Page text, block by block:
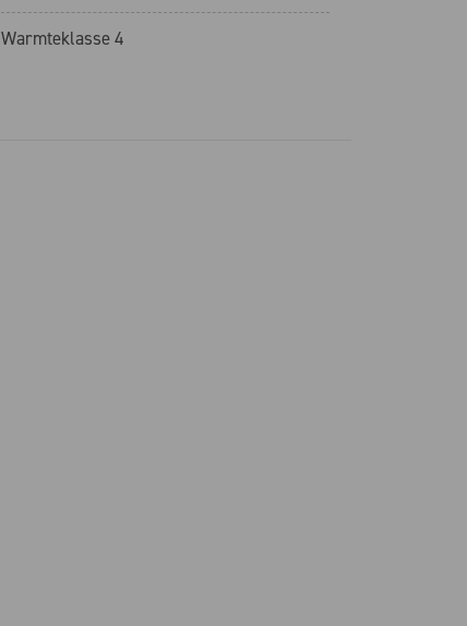
Warmteklasse 4